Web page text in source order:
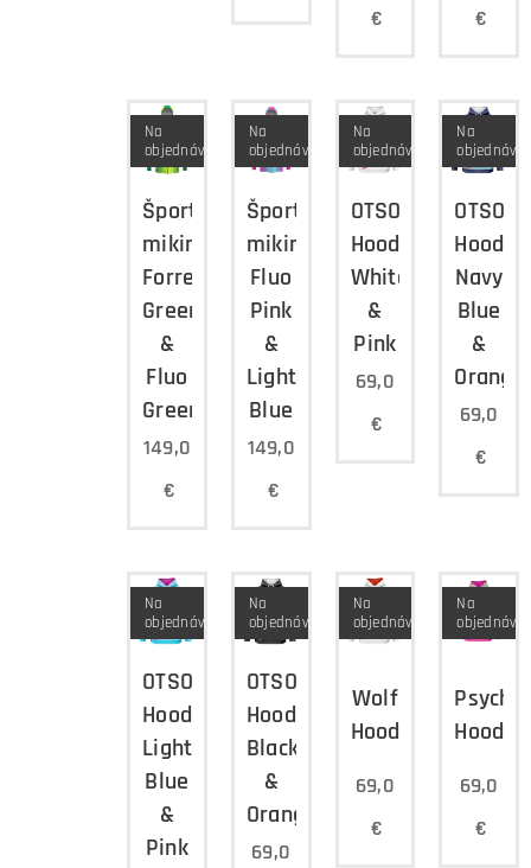
€
€
Športová
mikina
Forrest
Green
&
Fluo
Green
Na
objednávku
149,0
€
Športová
mikina
Fluo
Pink
&
Light
Blue
Na
objednávku
149,0
€
OTSO
Hoodie
White
&
Pink
Na
objednávku
69,0
€
OTSO
Hoodie
Navy
Blue
&
Orange
Na
objednávku
69,0
€
OTSO
Hoodie
Light
Blue
&
Pink
Na
objednávku
OTSO
Hoodie
Black
&
Orange
Na
objednávku
69,0
Wolf
Hoodie
Na
objednávku
69,0
€
Hoodie
Na
objednávku
69,0
€